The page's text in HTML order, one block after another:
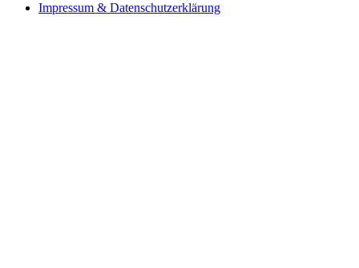
Impressum & Datenschutzerklärung